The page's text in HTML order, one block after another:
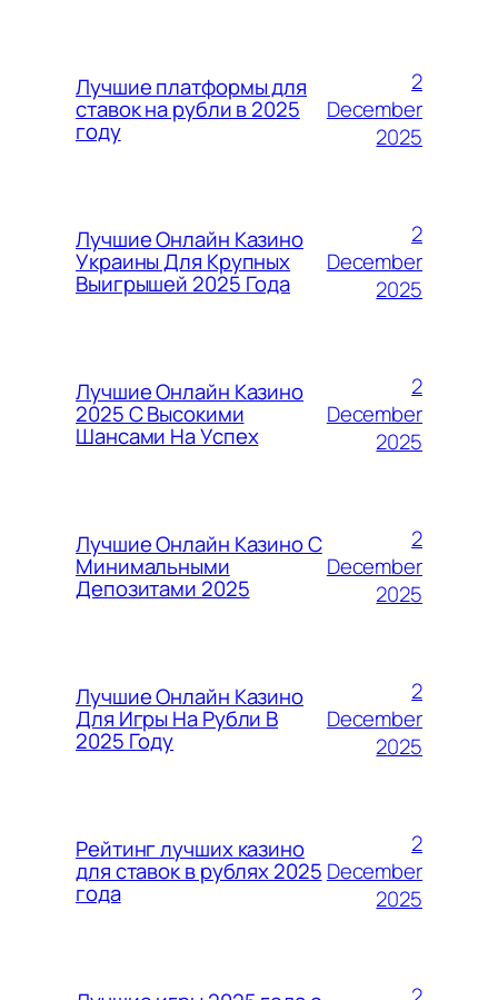
Лучшие платформы для
ставок на рубли в 2025
году
2
December
2025
Лучшие Онлайн Казино
Украины Для Крупных
Выигрышей 2025 Года
2
December
2025
Лучшие Онлайн Казино
2025 С Высокими
Шансами На Успех
2
December
2025
Лучшие Онлайн Казино С
Минимальными
Депозитами 2025
2
December
2025
Лучшие Онлайн Казино
Для Игры На Рубли В
2025 Году
2
December
2025
Рейтинг лучших казино
для ставок в рублях 2025
года
2
December
2025